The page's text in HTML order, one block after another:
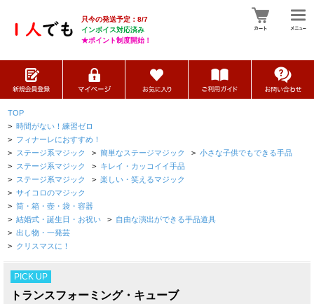
只今の発送予定：8/7
インボイス対応済み
★ポイント制度開始！
TOP
> 時間がない！練習ゼロ
> フィナーレにおすすめ！
> ステージ系マジック > 簡単なステージマジック > 小さな子供でもできる手品
> ステージ系マジック > キレイ・カッコイイ手品
> ステージ系マジック > 楽しい・笑えるマジック
> サイコロのマジック
> 筒・箱・壺・袋・容器
> 結婚式・誕生日・お祝い > 自由な演出ができる手品道具
> 出し物・一発芸
> クリスマスに！
PICK UP
トランスフォーミング・キューブ